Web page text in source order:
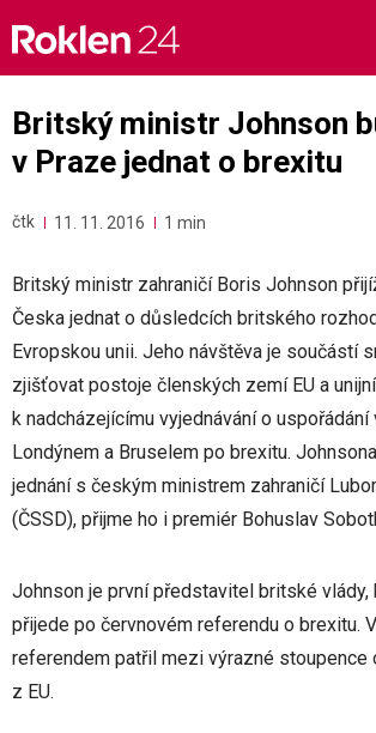
content
Britský ministr Johnson
v Praze jednat o brexitu
čtk 11. 11. 2016 1 min
Britský ministr zahraničí Boris Johnson
Česka jednat o důsledcích britského
Evropskou unii. Jeho návštěva je součástí
zjišťovat postoje členských zemí EU a
k nadcházejícímu vyjednávání o
Londýnem a Bruselem po brexitu.
jednání s českým ministrem zahraničí
(ČSSD), přijme ho i premiér Bohuslav
Johnson je první představitel britské vlády,
přijede po červnovém referendu o brexitu.
referendem patřil mezi výrazné stoupence
z EU.